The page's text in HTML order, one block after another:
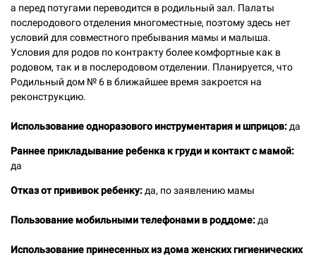
а перед потугами переводится в родильный зал. Палаты
послеродового отделения многоместные, поэтому здесь нет
условий для совместного пребывания мамы и малыша.
Условия для родов по контракту более комфортные как в
родовом, так и в послеродовом отделении. Планируется, что
Родильный дом № 6 в ближайшее время закроется на
реконструкцию.
Использование одноразового инструментария и шприцов:да
Раннее прикладывание ребенка к груди и контакт с мамой:
да
Отказ от прививок ребенку:да, по заявлению мамы
Пользование мобильными телефонами в роддоме:да
Использование принесенных из дома женских гигиенических